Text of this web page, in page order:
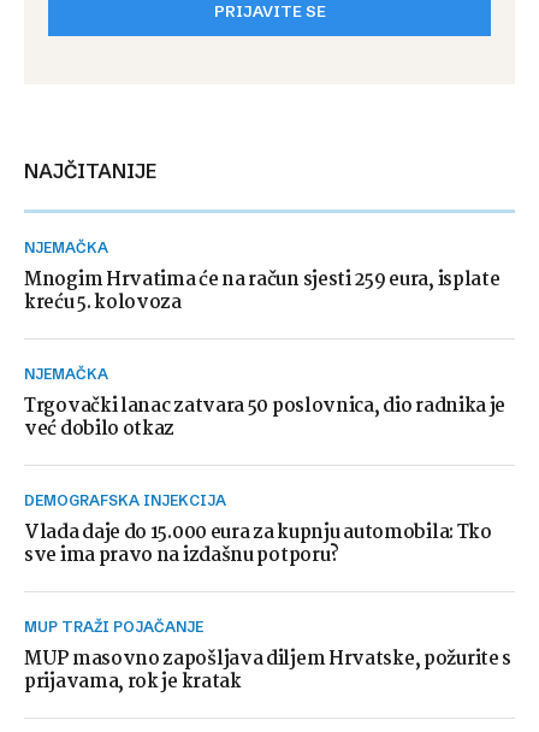
PRIJAVITE SE
NAJČITANIJE
NJEMAČKA
Mnogim Hrvatima će na račun sjesti 259 eura, isplate
kreću 5. kolovoza
NJEMAČKA
Trgovački lanac zatvara 50 poslovnica, dio radnika je
već dobilo otkaz
DEMOGRAFSKA INJEKCIJA
Vlada daje do 15.000 eura za kupnju automobila: Tko
sve ima pravo na izdašnu potporu?
MUP TRAŽI POJAČANJE
MUP masovno zapošljava diljem Hrvatske, požurite s
prijavama, rok je kratak